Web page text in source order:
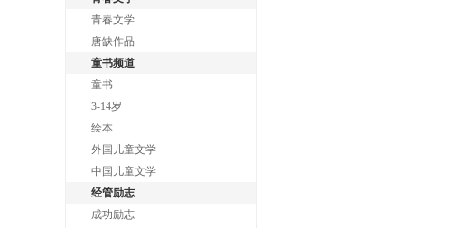
青春文学
唐缺作品
童书频道
童书
3-14岁
绘本
外国儿童文学
中国儿童文学
经管励志
成功励志